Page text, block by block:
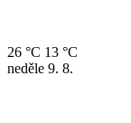
26 °C 13 °C
neděle 9. 8.